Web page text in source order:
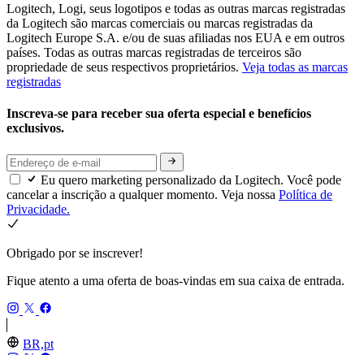
Logitech, Logi, seus logotipos e todas as outras marcas registradas
da Logitech são marcas comerciais ou marcas registradas da
Logitech Europe S.A. e/ou de suas afiliadas nos EUA e em outros
países. Todas as outras marcas registradas de terceiros são
propriedade de seus respectivos proprietários. Veja todas as marcas
registradas
Inscreva-se para receber sua oferta especial e benefícios
exclusivos.
Eu quero marketing personalizado da Logitech. Você pode
cancelar a inscrição a qualquer momento. Veja nossa Política de
Privacidade.
Obrigado por se inscrever!
Fique atento a uma oferta de boas-vindas em sua caixa de entrada.
BR,pt